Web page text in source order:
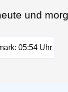
und
05:54 Uhr